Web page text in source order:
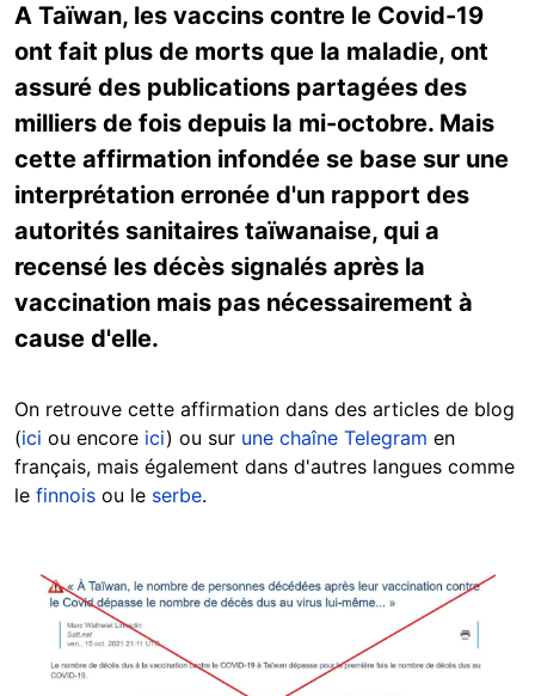
A Taïwan, les vaccins contre le Covid-19
ont fait plus de morts que la maladie, ont
assuré des publications partagées des
milliers de fois depuis la mi-octobre. Mais
cette affirmation infondée se base sur une
interprétation erronée d'un rapport des
autorités sanitaires taïwanaise, qui a
recensé les décès signalés après la
vaccination mais pas nécessairement à
cause d'elle.
On retrouve cette affirmation dans des articles de blog
(ici ou encore ici) ou sur une chaîne Telegram en
français, mais également dans d'autres langues comme
le finnois ou le serbe.
Image